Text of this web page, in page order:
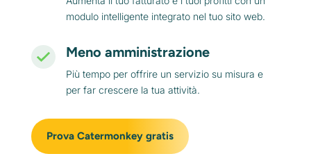
modulo intelligente integrato nel tuo sito web.
Meno amministrazione
Più tempo per offrire un servizio su misura e
per far crescere la tua attività.
Prova Catermonkey gratis